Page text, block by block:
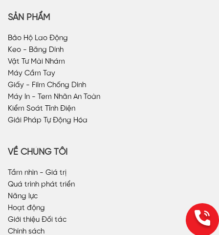
SẢN PHẨM
Bảo Hộ Lao Động
Keo - Băng Dính
Vật Tư Mài Nhám
Máy Cầm Tay
Giấy - Film Chống Dính
Máy In - Tem Nhãn An Toàn
Kiểm Soát Tĩnh Điện
Giải Pháp Tự Động Hóa
VỀ CHÚNG TÔI
Tầm nhìn - Giá trị
Quá trình phát triển
Năng lực
Hoạt động
Giới thiệu Đối tác
Chính sách